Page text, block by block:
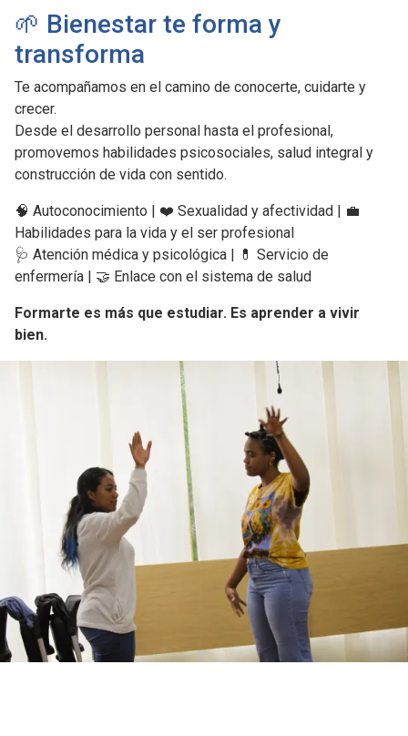
🌱 Bienestar te forma y
transforma
Te acompañamos en el camino de conocerte, cuidarte y
crecer.
Desde el desarrollo personal hasta el profesional,
promovemos habilidades psicosociales, salud integral y
construcción de vida con sentido.
🧠 Autoconocimiento | ❤️ Sexualidad y afectividad | 💼
Habilidades para la vida y el ser profesional
🩺 Atención médica y psicológica | 💊 Servicio de
enfermería | 🤝 Enlace con el sistema de salud
Formarte es más que estudiar. Es aprender a vivir
bien.